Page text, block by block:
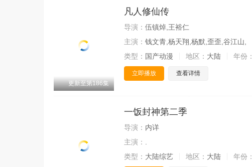
更新至第186集
凡人修仙传
导演： 伍镇焯,王裕仁
主演： 钱文青,杨天翔,杨默,歪歪,谷江山,
类型： 国产动漫 地区： 大陆 年份：
立即播放 查看详情
一饭封神第二季
导演： 内详
主演：
类型： 大陆综艺 地区： 大陆 年份：